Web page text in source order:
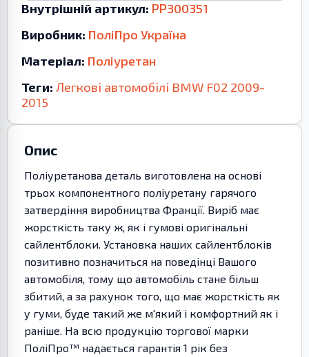
Внутрішній артикул: PP300351
Виробник: ПоліПро Україна
Матеріал: Поліуретан
Теги: Легкові автомобілі BMW F02 2009-
2015
Опис
Поліуретанова деталь виготовлена на основі
трьох компонентного поліуретану гарячого
затвердіння виробництва Франції. Виріб має
жорсткість таку ж, як і гумові оригінальні
сайлентблоки. Установка наших сайлентблоків
позитивно позначиться на поведінці Вашого
автомобіля, тому що автомобіль стане більш
збитий, а за рахунок того, що має жорсткість як
у гуми, буде такий же м'який і комфортний як і
раніше. На всю продукцію торгової марки
ПоліПро™ надається гарантія 1 рік без